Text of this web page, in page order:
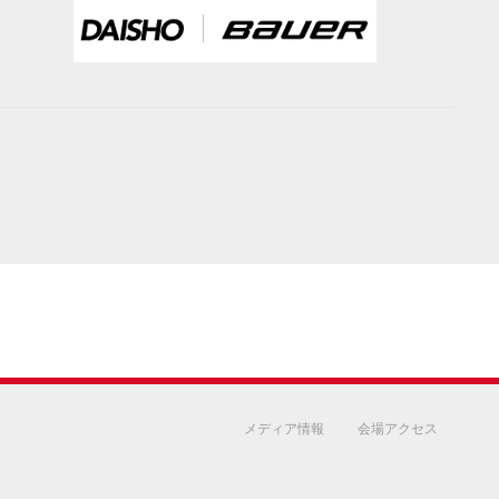
メディア情報 会場アクセス